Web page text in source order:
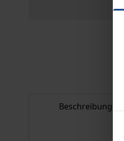
Beschreibung